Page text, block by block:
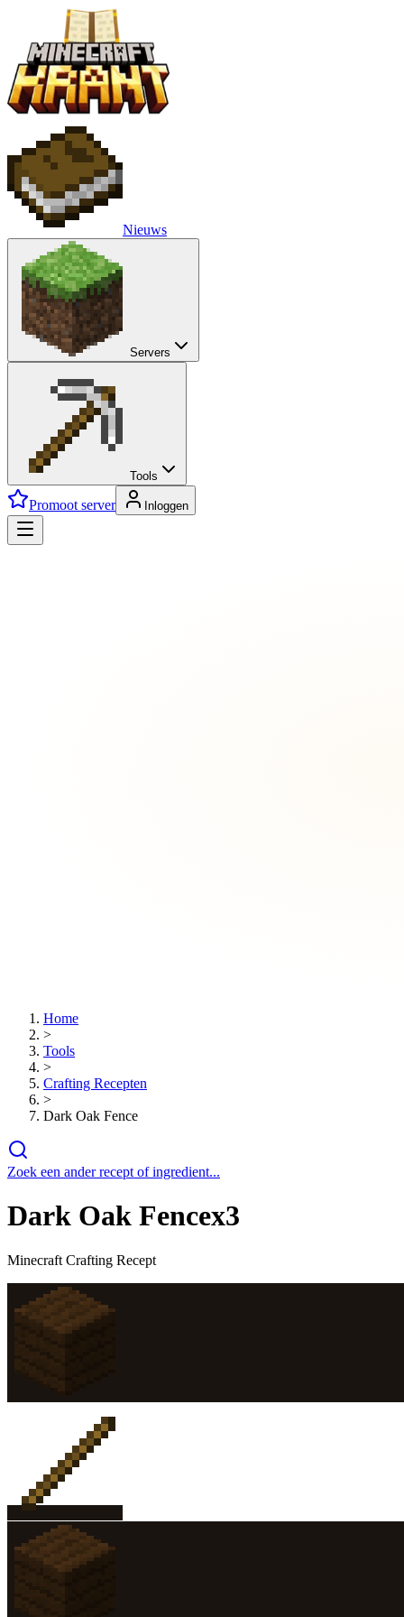
Nieuws
Servers
Tools
Promoot server Inloggen
Home
>
Tools
>
Crafting Recepten
>
Dark Oak Fence
Zoek een ander recept of ingredient...
Dark Oak Fencex3
Minecraft Crafting Recept